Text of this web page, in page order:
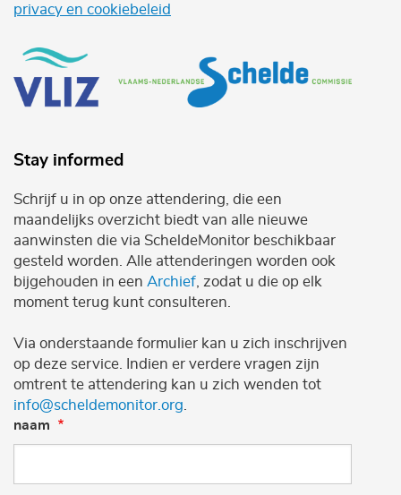
privacy en cookiebeleid
Stay informed
Schrijf u in op onze attendering, die een
maandelijks overzicht biedt van alle nieuwe
aanwinsten die via ScheldeMonitor beschikbaar
gesteld worden. Alle attenderingen worden ook
bijgehouden in een Archief , zodat u die op elk
moment terug kunt consulteren.
Via onderstaande formulier kan u zich inschrijven
op deze service. Indien er verdere vragen zijn
omtrent te attendering kan u zich wenden tot
info@scheldemonitor.org
naam